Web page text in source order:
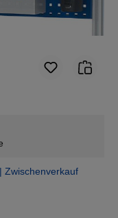
Zwischenverkauf